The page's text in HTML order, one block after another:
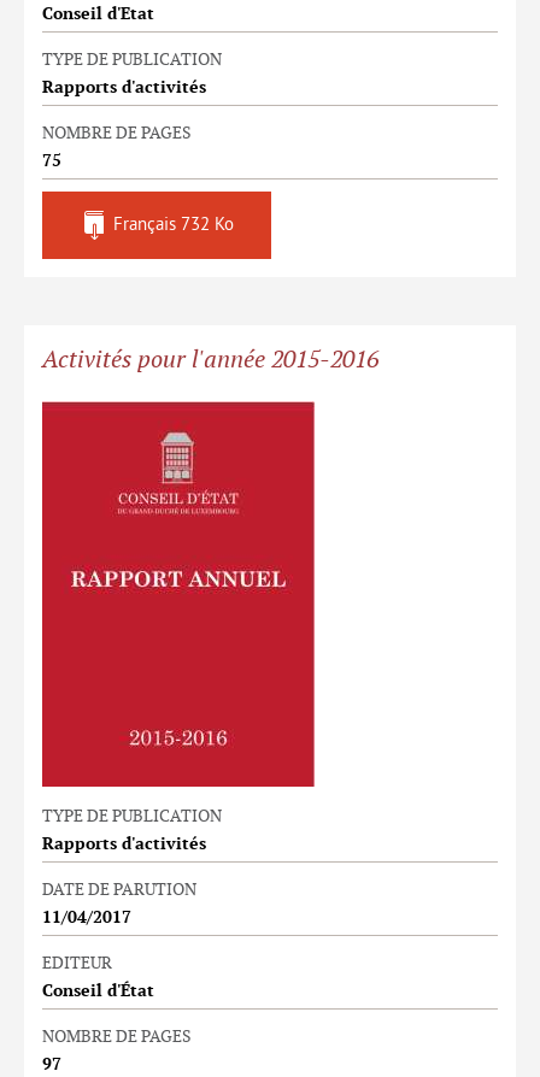
Conseil d'Etat
TYPE DE PUBLICATION
Rapports d'activités
NOMBRE DE PAGES
75
Français 732 Ko
Activités pour l'année 2015-2016
TYPE DE PUBLICATION
Rapports d'activités
DATE DE PARUTION
11/04/2017
EDITEUR
Conseil d'État
NOMBRE DE PAGES
97